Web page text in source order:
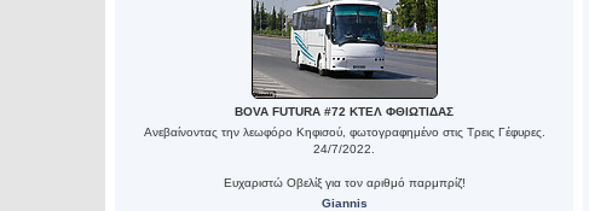
BOVA FUTURA #72 ΚΤΕΛ ΦΘΙΩΤΙΔΑΣ
Ανεβαίνοντας την λεωφόρο Κηφισού, φωτογραφημένο στις Τρεις Γέφυρες.
24/7/2022.
Ευχαριστώ Οβελίξ για τον αριθμό παρμπρίζ!
Giannis